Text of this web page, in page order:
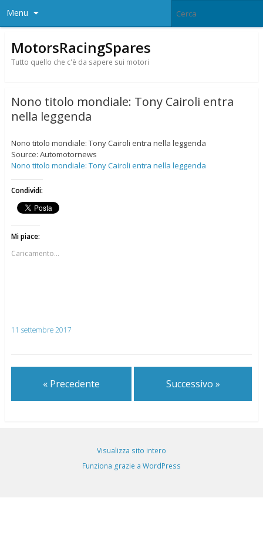
Menu
MotorsRacingSpares
Tutto quello che c'è da sapere sui motori
Nono titolo mondiale: Tony Cairoli entra
nella leggenda
Nono titolo mondiale: Tony Cairoli entra nella leggenda
Source: Automotornews
Nono titolo mondiale: Tony Cairoli entra nella leggenda
Condividi:
Mi piace:
Caricamento...
11 settembre 2017
« Precedente Successivo »
Visualizza sito intero
Funziona grazie a WordPress